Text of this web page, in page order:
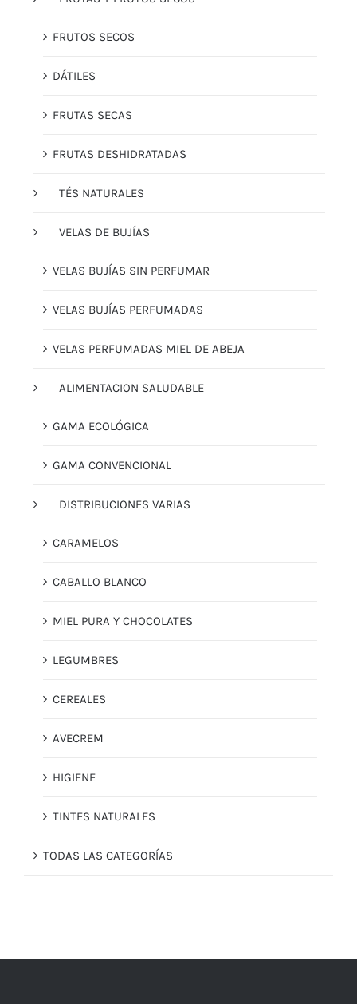
FRUTOS SECOS
DÁTILES
FRUTAS SECAS
FRUTAS DESHIDRATADAS
TÉS NATURALES
VELAS DE BUJÍAS
VELAS BUJÍAS SIN PERFUMAR
VELAS BUJÍAS PERFUMADAS
VELAS PERFUMADAS MIEL DE ABEJA
ALIMENTACION SALUDABLE
GAMA ECOLÓGICA
GAMA CONVENCIONAL
DISTRIBUCIONES VARIAS
CARAMELOS
CABALLO BLANCO
MIEL PURA Y CHOCOLATES
LEGUMBRES
CEREALES
AVECREM
HIGIENE
TINTES NATURALES
TODAS LAS CATEGORÍAS